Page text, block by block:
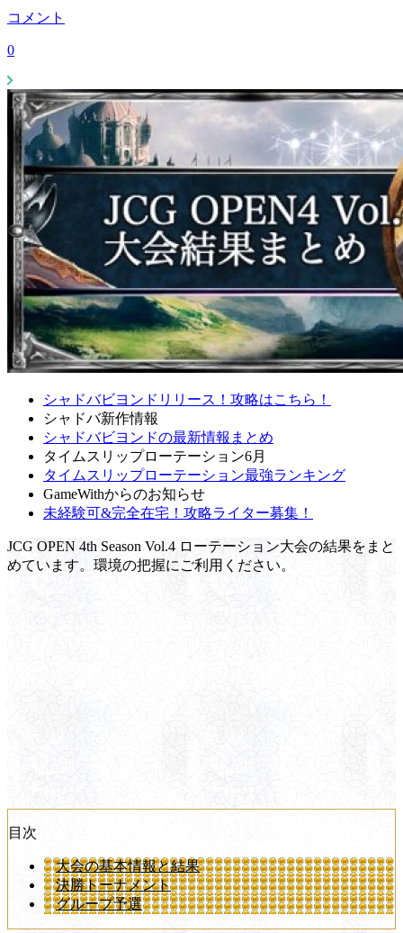
コメント
0
シャドバビヨンドリリース！攻略はこちら！
シャドバ新作情報
シャドバビヨンドの最新情報まとめ
タイムスリップローテーション6月
タイムスリップローテーション最強ランキング
GameWithからのお知らせ
未経験可&完全在宅！攻略ライター募集！
JCG OPEN 4th Season Vol.4 ローテーション大会の結果をまと
めています。環境の把握にご利用ください。
目次
大会の基本情報と結果
決勝トーナメント
グループ予選